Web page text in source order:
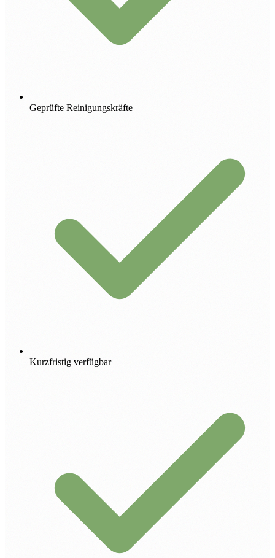
Geprüfte Reinigungskräfte
Kurzfristig verfügbar